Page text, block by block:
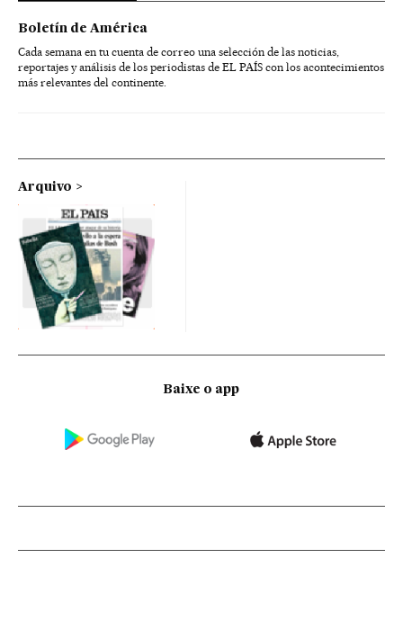
Boletín de América
Cada semana en tu cuenta de correo una selección de las noticias,
reportajes y análisis de los periodistas de EL PAÍS con los acontecimientos
más relevantes del continente.
Arquivo
Baixe o app